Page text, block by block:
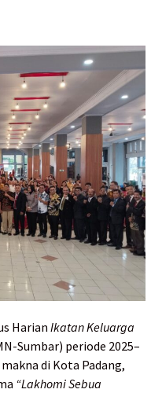
Harian Ikatan Keluarga
Sumbar) periode 2025–
di Kota Padang,
“Lakhomi Sebua